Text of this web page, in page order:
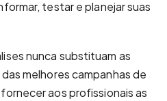
testar e planejar suas
nunca substituam as
melhores campanhas de
aos profissionais as